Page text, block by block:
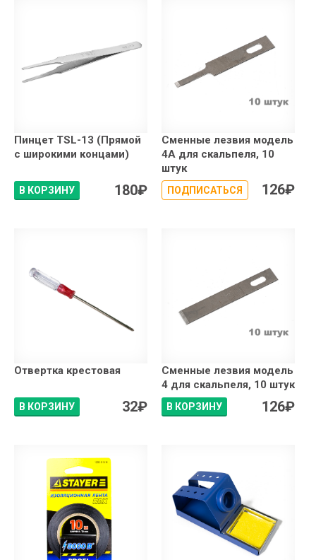
Пинцет TSL-13 (Прямой
с широкими концами)
В КОРЗИНУ 180₽
Сменные лезвия модель
4А для скальпеля, 10
штук
ПОДПИСАТЬСЯ 126₽
Отвертка крестовая
В КОРЗИНУ 32₽
Сменные лезвия модель
4 для скальпеля, 10 штук
В КОРЗИНУ 126₽